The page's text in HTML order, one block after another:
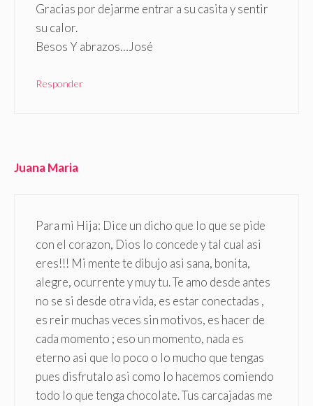
Gracias por dejarme entrar a su casita y sentir
su calor.
Besos Y abrazos…José
Responder
Juana Maria
Para mi Hija: Dice un dicho que lo que se pide
con el corazon, Dios lo concede y tal cual asi
eres!!! Mi mente te dibujo asi sana, bonita,
alegre, ocurrente y muy tu. Te amo desde antes
no se si desde otra vida, es estar conectadas ,
es reir muchas veces sin motivos, es hacer de
cada momento ; eso un momento, nada es
eterno asi que lo poco o lo mucho que tengas
pues disfrutalo asi como lo hacemos comiendo
todo lo que tenga chocolate. Tus carcajadas me